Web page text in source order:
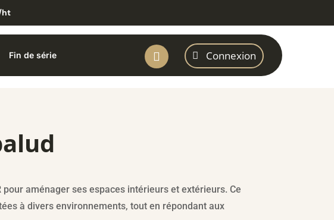
ht
Fin de série  Connexion
aménager ses espaces intérieurs et extérieurs. Ce
à divers environnements, tout en répondant aux